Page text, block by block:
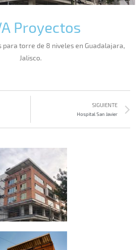
Proyectos
para torre de 8 niveles en Guadalajara,
Jalisco.
SIGUIENTE
Hospital San Javier